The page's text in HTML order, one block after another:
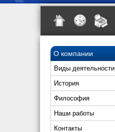
О компании
Виды деятельности
История
Философия
Наши работы
Контакты